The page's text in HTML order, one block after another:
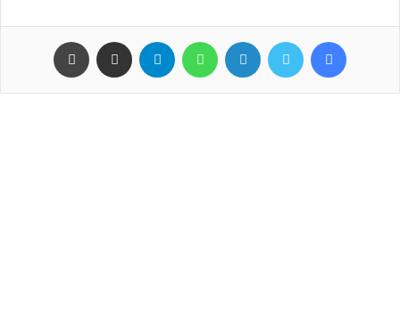
فيسبوك تويتر لينكدإن واتساب تيلقرام مشاركة عبر البريد